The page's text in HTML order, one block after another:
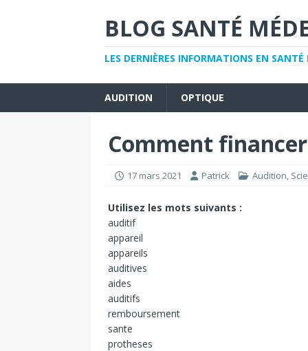
BLOG SANTÉ
LES DERNIÈRES INFORMATIONS EN
AUDITION OPTIQUE
Comment
17 mars 2021 Patrick Audition,
Utilisez les mots suivants :
auditif
appareil
appareils
auditives
aides
auditifs
remboursement
sante
protheses